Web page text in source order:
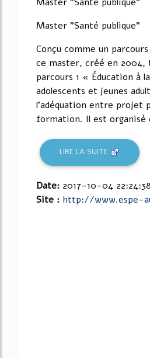
Master "Santé publique"
Conçu comme un
ce master, créé en
parcours 1 « Éducation à
adolescents et jeunes
l'adéquation entre projet
formation. Il est organisé
LIRE LA SUITE
Date: 2017-10-04 22:24:38
Site : http://www.espe-